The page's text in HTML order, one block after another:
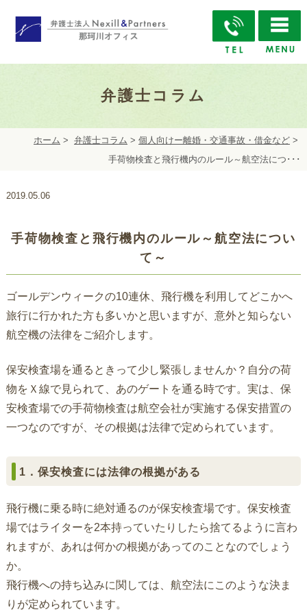
弁護士コラム
ホーム > 弁護士コラム >個人向けー離婚・交通事故・借金など >
手荷物検査と飛行機内のルール～航空法につ･･･
2019.05.06
手荷物検査と飛行機内のルール～航空法につい
て～
ゴールデンウィークの10連休、飛行機を利用してどこかへ
旅行に行かれた方も多いかと思いますが、意外と知らない
航空機の法律をご紹介します。
保安検査場を通るときって少し緊張しませんか？自分の荷
物をＸ線で見られて、あのゲートを通る時です。実は、保
安検査場での手荷物検査は航空会社が実施する保安措置の
一つなのですが、その根拠は法律で定められています。
1．保安検査には法律の根拠がある
飛行機に乗る時に絶対通るのが保安検査場です。保安検査
場ではライターを2本持っていたりしたら捨てるように言わ
れますが、あれは何かの根拠があってのことなのでしょう
か。
飛行機への持ち込みに関しては、航空法にこのような決ま
りが定められています。